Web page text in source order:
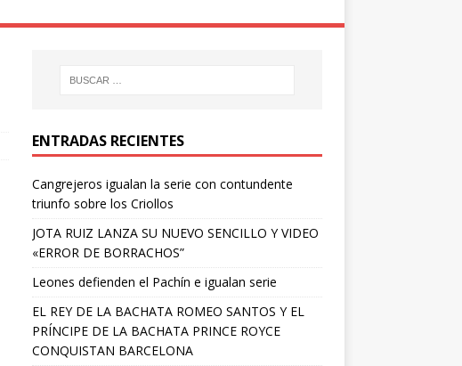
ENTRADAS RECIENTES
Cangrejeros igualan la serie con contundente
triunfo sobre los Criollos
JOTA RUIZ LANZA SU NUEVO SENCILLO Y VIDEO
«ERROR DE BORRACHOS”
Leones defienden el Pachín e igualan serie
EL REY DE LA BACHATA ROMEO SANTOS Y EL
PRÍNCIPE DE LA BACHATA PRINCE ROYCE
CONQUISTAN BARCELONA